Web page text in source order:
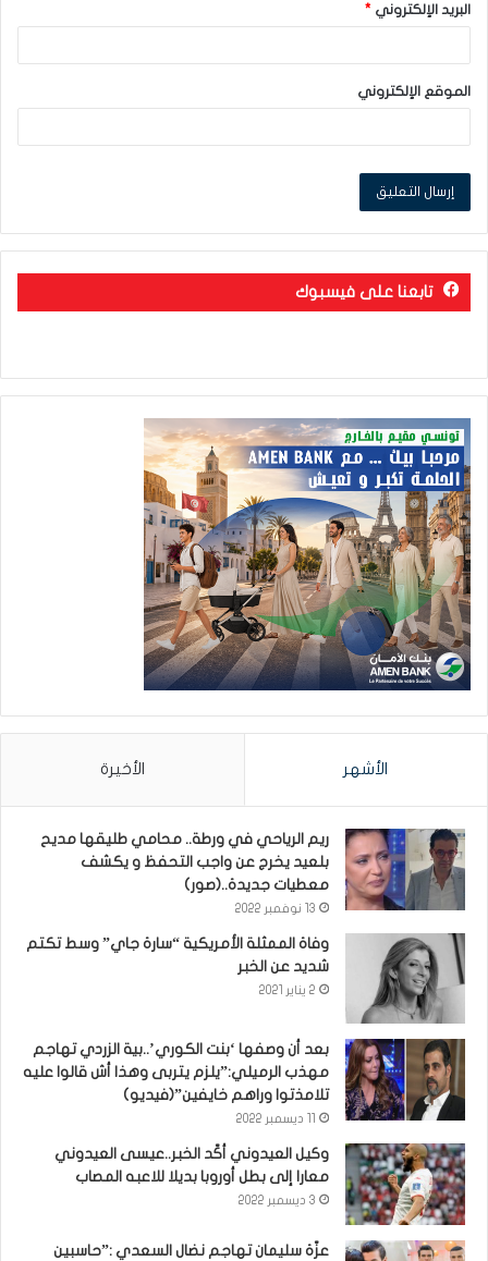
البريد الإلكتروني *
الموقع الإلكتروني
تابعنا على فيسبوك
الأشهر الأخيرة
ريم الرياحي في ورطة.. محامي طليقها مديح
بلعيد يخرج عن واجب التحفظ و يكشف
معطيات جديدة..(صور)
13 نوفمبر 2022
وفاة الممثلة الأمريكية “سارة جاي” وسط تكتم
شديد عن الخبر
2 يناير 2021
بعد أن وصفها ‘بنت الكوري’..بية الزردي تهاجم
مهذب الرميلي:”يلزم يتربى وهذا أش قالوا عليه
تلامذتوا وراهم خايفين”(فيديو)
وكيل العيدوني أكّد الخبر..عيسى العيدوني
معارا إلى بطل أوروبا بديلا للاعبه المصاب
3 ديسمبر 2022
عزّة سليمان تهاجم نضال السعدي :”حاسبين